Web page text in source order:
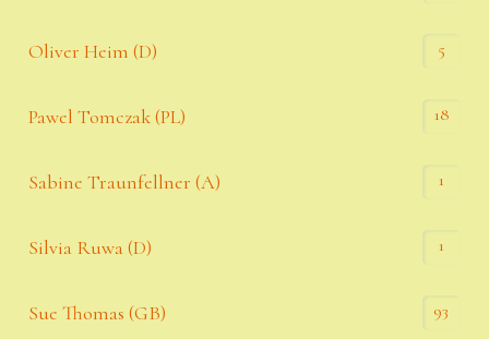
Oliver Heim (D) 5
Pawel Tomczak (PL) 18
Sabine Traunfellner (A) 1
Silvia Ruwa (D) 1
Sue Thomas (GB) 93